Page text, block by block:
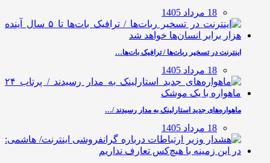
18 مرداد 1405
اینترنت در تسخیر ربات‌ها / ترافیک بات‌ها…
18 مرداد 1405
ماهواره‌های جدید استارلینک به مدار رسیدند /…
18 مرداد 1405